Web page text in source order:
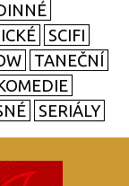
SCIFI
TANEČNÍ
SERIÁLY